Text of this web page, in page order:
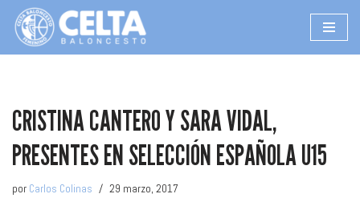
Saltar
CRISTINA CANTERO Y SARA VIDAL,
PRESENTES EN SELECCIÓN ESPAÑOLA U15
por Carlos Colinas 29 marzo, 2017